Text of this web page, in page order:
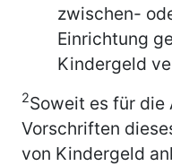
zwischen-
Einrichtung
Kindergeld
2Soweit es für die
Vorschriften
von Kindergeld